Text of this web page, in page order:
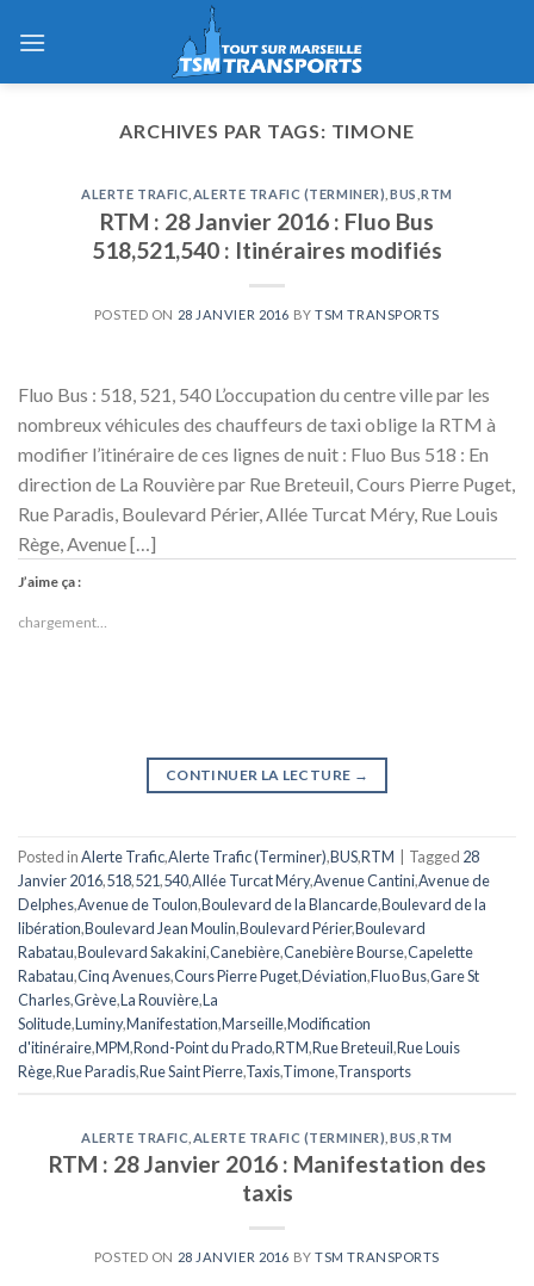
ARCHIVES PAR TAGS: TIMONE
ALERTE TRAFIC ALERTE TRAFIC (TERMINER) BUS ,RTM
RTM : 28 Janvier 2016 : Fluo Bus
518,521,540 : Itinéraires modifiés
POSTED ON 28 JANVIER 2016 BYTSM TRANSPORTS
Fluo Bus : 518, 521, 540 L’occupation du centre ville par les
nombreux véhicules des chauffeurs de taxi oblige la RTM à
modifier l’itinéraire de ces lignes de nuit : Fluo Bus 518 : En
direction de La Rouvière par Rue Breteuil, Cours Pierre Puget,
Rue Paradis, Boulevard Périer, Allée Turcat Méry, Rue Louis
Rège, Avenue […]
J’aime ça :
chargement…
CONTINUER LA LECTURE →
Posted inAlerte Trafic,Alerte Trafic (Terminer),BUS,RTM Tagged 28
Janvier 2016,518,521,540,Allée Turcat Méry,Avenue Cantini,Avenue de
Delphes,Avenue de Toulon,Boulevard de la Blancarde,Boulevard de la
libération,Boulevard Jean Moulin,Boulevard Périer,Boulevard
Rabatau,Boulevard Sakakini,Canebière,Canebière Bourse,Capelette
Rabatau,Cinq Avenues,Cours Pierre Puget,Déviation,Fluo Bus,Gare St
Charles,Grève,La Rouvière,La
Solitude,Luminy,Manifestation,Marseille,Modification
d'itinéraire,MPM,Rond-Point du Prado,RTM,Rue Breteuil,Rue Louis
Rège,Rue Paradis,Rue Saint Pierre,Taxis,Timone,Transports
ALERTE TRAFIC ALERTE TRAFIC (TERMINER) BUS ,RTM
RTM : 28 Janvier 2016 : Manifestation des
taxis
POSTED ON 28 JANVIER 2016 BYTSM TRANSPORTS